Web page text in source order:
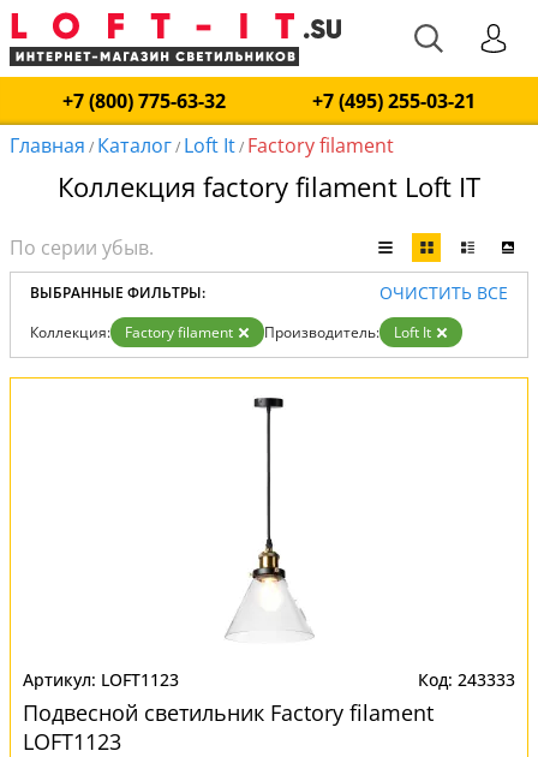
+7 (800) 775-63-32
+7 (495) 255-03-21
Главная / Каталог/ Loft It/ Factory filament
Коллекция factory filament Loft IT
ВЫБРАННЫЕ ФИЛЬТРЫ: ОЧИСТИТЬ ВСЕ
Коллекция: Factory filament Производитель: Loft It
LOFT1123 243333
Подвесной светильник Factory filament
LOFT1123